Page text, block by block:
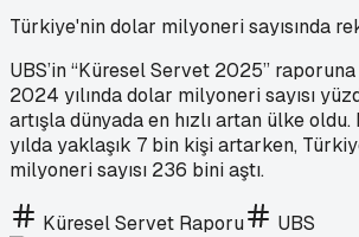
Türkiye'nin dolar milyoneri sayısında
UBS’in “Küresel Servet 2025”
2024 yılında dolar milyoneri sayısı
artışla dünyada en hızlı artan ülke
yılda yaklaşık 7 bin kişi artarken,
milyoneri sayısı 236 bini aştı.
Küresel Servet Raporu UBS